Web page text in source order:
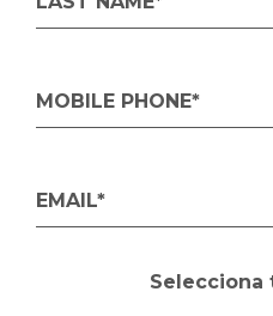
MOBILE PHONE*
EMAIL*
Selecciona